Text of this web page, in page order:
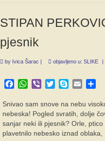
STIPAN
pjesnik
by Ivica Šarac objavljeno u: SLIKE
Facebook
WhatsApp
Viber TwitterSkypeEmail
Snivao sam snove na nebu
nebeska! Pogled svratih, dolje
sanjar neki ili pjesnik? Orle,
plavetnilo nebesko iznad